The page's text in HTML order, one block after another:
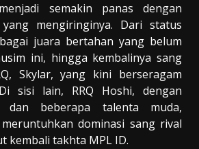
semakin panas dengan
mengiringinya. Dari status
juara bertahan yang belum
ini, hingga kembalinya sang
Skylar, yang kini berseragam
sisi lain, RRQ Hoshi, dengan
dan beberapa talenta muda,
dominasi sang rival
kembali takhta MPL ID.